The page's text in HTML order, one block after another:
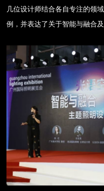
几位设计师结合各自专注的领
例，并表达了关于智能与融合